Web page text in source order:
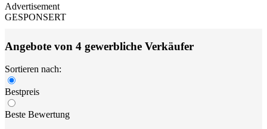
Advertisement
GESPONSERT
Angebote von 4 gewerbliche Verkäufer
Sortieren nach:
Bestpreis
Beste Bewertung